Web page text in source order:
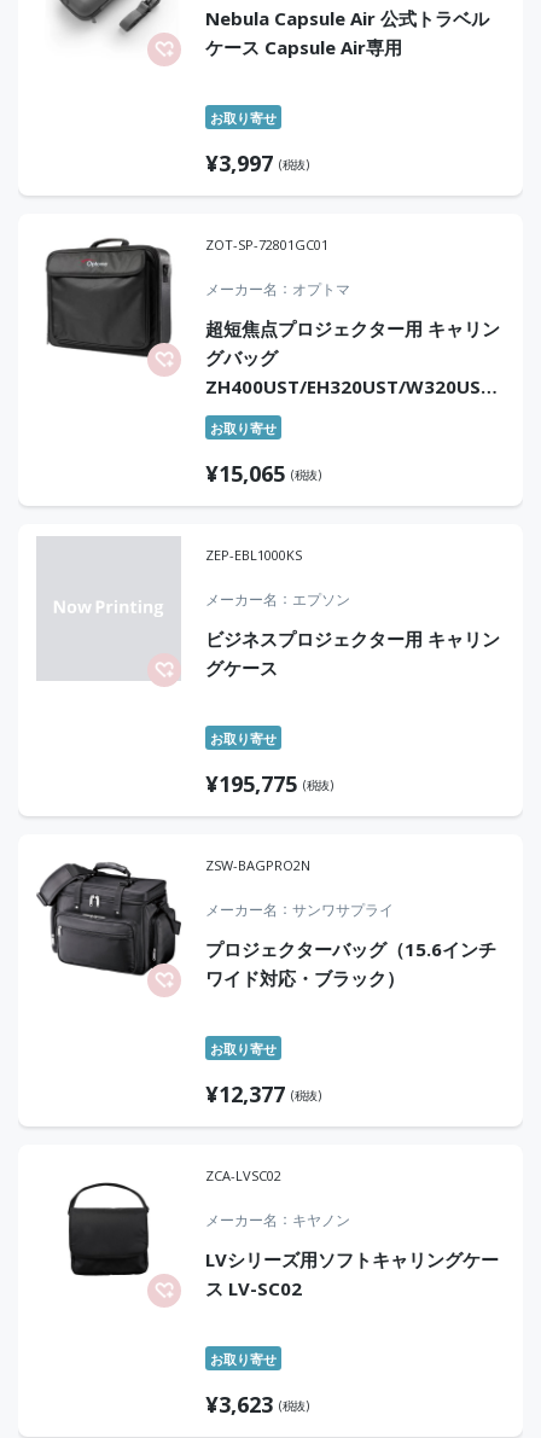
Nebula Capsule Air 公式トラベル
ケース Capsule Air専用
お取り寄せ
¥3,997 (税抜)
ZOT-SP-72801GC01
メーカー名 オプトマ
超短焦点プロジェクター用 キャリン
グバッグ
ZH400UST/EH320UST/W320UST
用
お取り寄せ
¥15,065 (税抜)
ZEP-EBL1000KS
メーカー名 エプソン
ビジネスプロジェクター用 キャリン
グケース
お取り寄せ
¥195,775 (税抜)
ZSW-BAGPRO2N
メーカー名 サンワサプライ
プロジェクターバッグ（15.6インチ
ワイド対応・ブラック）
お取り寄せ
¥12,377 (税抜)
ZCA-LVSC02
メーカー名 キヤノン
LVシリーズ用ソフトキャリングケー
ス LV-SC02
お取り寄せ
¥3,623 (税抜)